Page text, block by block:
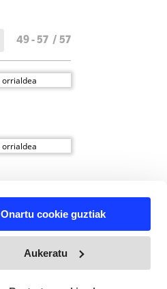
Onartu cookie guztiak
Aukeratu
49 - 57 / 57